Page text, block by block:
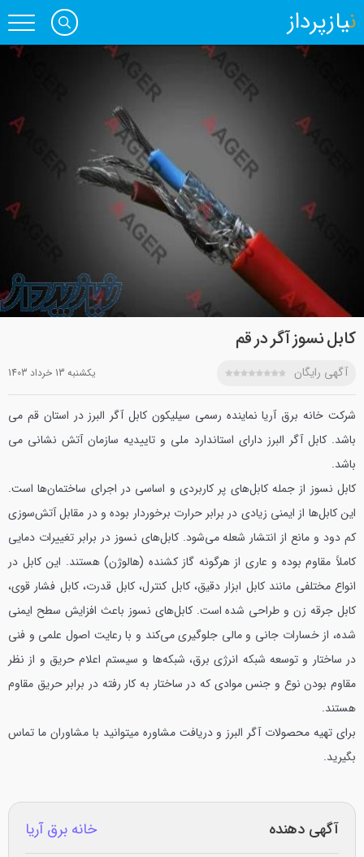
نیازپرداز
کابل نسوز آگر در قم
آگهی رایگان يکشنبه 13 خرداد 1403
شرکت خانه برق آریا نماینده رسمی سیلیکون کابل آگر البرز در استان قم می
باشد. کابل آگر البرز دارای استاندارد ملی و تاییدیه سازمان آتش نشانی می
باشد.
کابل نسوز از جمله کابل‌های پر کاربرد‌ی و اساسی‌ در اجرای ساختمان‌ها است.
این کابل‌ها از ایمنی زیادی در برابر حرارت بر‌خوردار بوده و در مقابل آتش‌سوزی
کم دود و مانع از انتشار شعله می‌شود. کابل‌های نسوز در برابر تغییرات دمایی
کاملاً مقاوم بوده و عاری از هرگونه گاز کشنده (هالوژن) هستند. این کابل‌ در
انواع مختلفی مانند کابل‌ ابزار دقیق، کابل‌ کنترل، کابل‌ قدرت، کابل فشار قوی،
کابل جرقه زن و طراحی شده‌ است. کابل‌های نسوز باعث افزایش سطح ایمنی
شده، از خسارات جانی و مالی جلوگیری می‌کند و با رعایت اصول علمی و فنی
در ساختار و توسعه شبکه انرژی برق، شبکه‌ها و سیستم اعلام حریق و از نظر
مقاوم بودن نوع و جنس موادی که در ساختار به کار رفته در برابر حریق مقاوم
هستند.
برای تهیه محصولات آگر البرز و دریافت مشاوره میتوانید با مشاوران ما تماس
بگیرید.
آگهی دهنده خانه برق آریا